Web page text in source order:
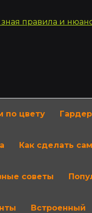
по цвету
Как сделать
советы
Встроенный